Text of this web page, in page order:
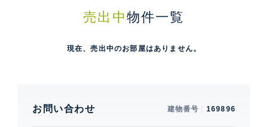
売出中 物件一覧
現在、売出中のお部屋はありません。
お問い合わせ 建物番号 169896